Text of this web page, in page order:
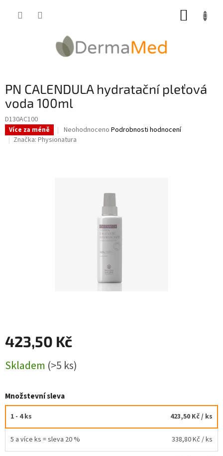
PN CALENDULA hydratační pleťová
voda 100ml
D130AC100
Více za méně
Průměrné
hodnocení
Neohodnoceno Podrobnosti hodnocení
Značka: Physionatura
423,50 Kč
cena:
Skladem (>5 ks)
Množstevní sleva
1 - 4 ks 423,50 Kč/ ks
5 a více ks = sleva 20 % 338,80 Kč / ks